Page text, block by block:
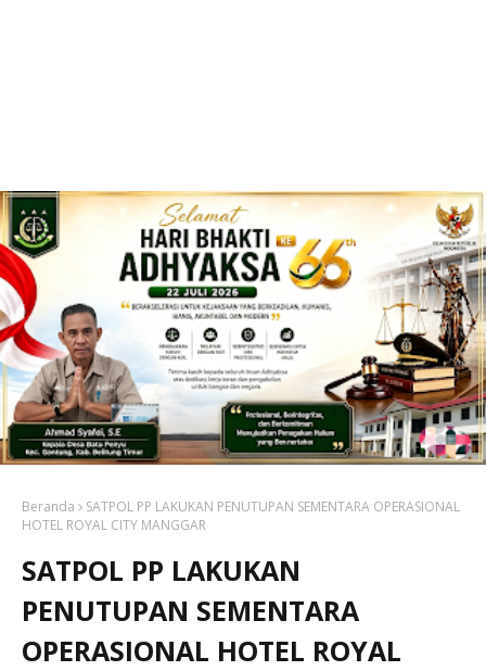
Beranda
SATPOL PP LAKUKAN PENUTUPAN SEMENTARA OPERASIONAL
HOTEL ROYAL CITY MANGGAR
SATPOL PP LAKUKAN
PENUTUPAN SEMENTARA
OPERASIONAL HOTEL ROYAL